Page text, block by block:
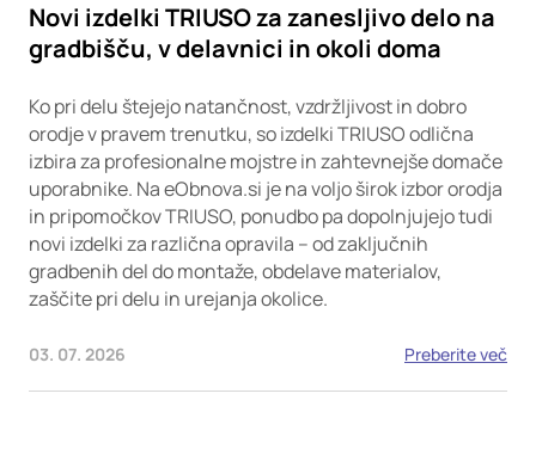
Novi izdelki TRIUSO za zanesljivo delo na
gradbišču, v delavnici in okoli doma
Ko pri delu štejejo natančnost, vzdržljivost in dobro
orodje v pravem trenutku, so izdelki TRIUSO odlična
izbira za profesionalne mojstre in zahtevnejše domače
uporabnike. Na eObnova.si je na voljo širok izbor orodja
in pripomočkov TRIUSO, ponudbo pa dopolnjujejo tudi
novi izdelki za različna opravila – od zaključnih
gradbenih del do montaže, obdelave materialov,
zaščite pri delu in urejanja okolice.
03. 07. 2026 Preberite več